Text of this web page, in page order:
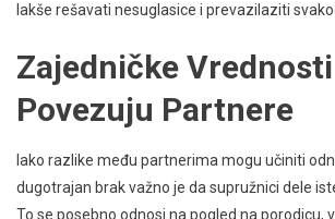
lakše rešavati nesuglasice i prevazilaziti
Zajedničke Vrednosti
Povezuju Partnere
Iako razlike među partnerima mogu učiniti
dugotrajan brak važno je da supružnici dele
To se posebno odnosi na pogled na porodicu,